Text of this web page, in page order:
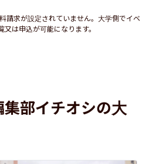
請求が設定されていません。大学側でイベ
は申込が可能になります。
部イチオシの大